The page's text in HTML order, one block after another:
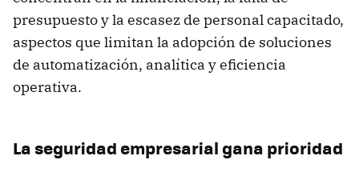
presupuesto y la escasez de personal capacitado,
aspectos que limitan la adopción de soluciones
de automatización, analítica y eficiencia
operativa.
La seguridad empresarial gana prioridad